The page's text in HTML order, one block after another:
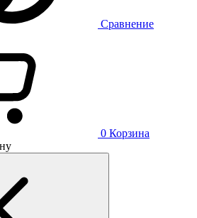
Сравнение
0 Корзина